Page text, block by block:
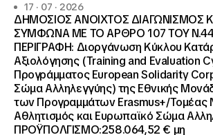
17 · 07 · 2026
ΔΗΜΟΣΙΟΣ ΑΝΟΙΧΤΟΣ ΔΙΑΓΩΝΙΣΜΟΣ
ΣΥΜΦΩΝΑ ΜΕ ΤΟ ΑΡΘΡΟ 107 ΤΟΥ
ΠΕΡΙΓΡΑΦΗ: Διοργάνωση Κύκλου
Αξιολόγησης (Training and Evaluation
Προγράμματος European Solidarity
Σώμα Αλληλεγγύης) της Εθνικής
των Προγραμμάτων Erasmus+/Τομέας
Αθλητισμός και Ευρωπαϊκό Σώμα
ΠΡΟΫΠΟΛΓΙΣΜΟ:258.064,52 € μη